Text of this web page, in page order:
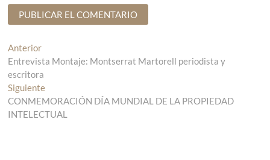
N
a
v
e
Anterior
n
t
r
a
d
Entrevista Montaje: Montserrat Martorell periodista y
escritora
Siguiente
n
t
CONMEMORACIÓN DÍA MUNDIAL DE LA PROPIEDAD
INTELECTUAL